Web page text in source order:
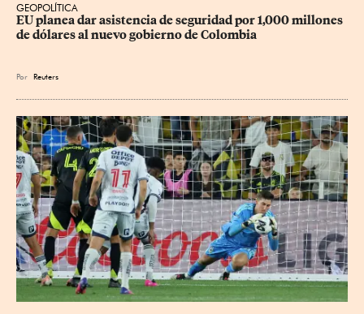
GEOPOLÍTICA
EU planea dar asistencia de seguridad por 1,000 millones
de dólares al nuevo gobierno de Colombia
Por Reuters